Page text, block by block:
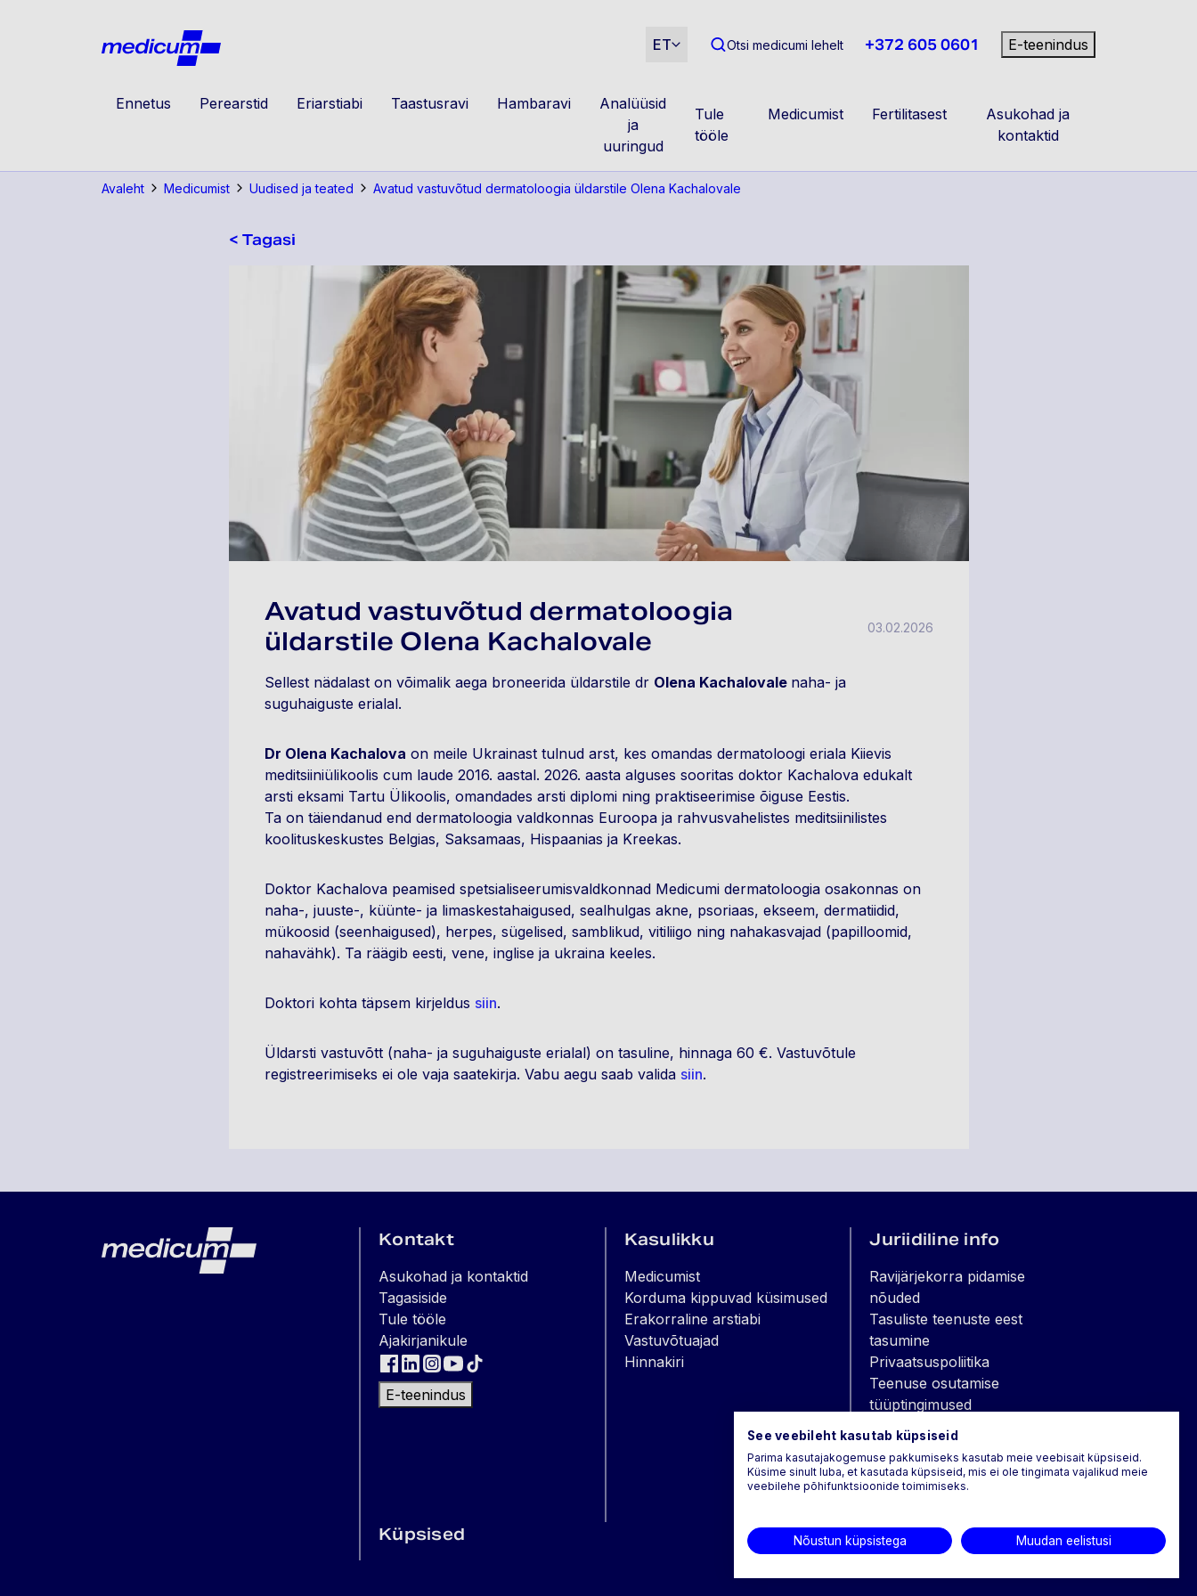
Medicum ET Otsi medicumi lehelt +372 605 0601 E-teenindus
Ennetus Perearstid Eriarstiabi Taastusravi Hambaravi
Analüüsid
ja
uuringud
Tule
tööle
Medicumist Fertilitasest
Asukohad ja
kontaktid
Avaleht Medicumist Uudised ja teated Avatud vastuvõtud dermatoloogia üldarstile Olena Kachalovale
< Tagasi
Avatud vastuvõtud dermatoloogia
üldarstile Olena Kachalovale
03.02.2026
Sellest nädalast on võimalik aega broneerida üldarstile dr Olena Kachalovale naha- ja
suguhaiguste erialal.
Dr Olena Kachalova on meile Ukrainast tulnud arst, kes omandas dermatoloogi eriala Kiievis
meditsiiniülikoolis cum laude 2016. aastal. 2026. aasta alguses sooritas doktor Kachalova edukalt
arsti eksami Tartu Ülikoolis, omandades arsti diplomi ning praktiseerimise õiguse Eestis.
Ta on täiendanud end dermatoloogia valdkonnas Euroopa ja rahvusvahelistes meditsiinilistes
koolituskeskustes Belgias, Saksamaas, Hispaanias ja Kreekas.
Doktor Kachalova peamised spetsialiseerumisvaldkonnad Medicumi dermatoloogia osakonnas on
naha-, juuste-, küünte- ja limaskestahaigused, sealhulgas akne, psoriaas, ekseem, dermatiidid,
mükoosid (seenhaigused), herpes, sügelised, samblikud, vitiliigo ning nahakasvajad (papilloomid,
nahavähk). Ta räägib eesti, vene, inglise ja ukraina keeles.
Doktori kohta täpsem kirjeldus siin.
Üldarsti vastuvõtt (naha- ja suguhaiguste erialal) on tasuline, hinnaga 60 €. Vastuvõtule
registreerimiseks ei ole vaja saatekirja. Vabu aegu saab valida siin.
Lehe jalus Kontakt
Asukohad ja kontaktid
Tagasiside
Tule tööle
Ajakirjanikule
E-teenindus
Kasulikku
Medicumist
Korduma kippuvad küsimused
Erakorraline arstiabi
Vastuvõtuajad
Hinnakiri
Juriidiline info
Ravijärjekorra pidamise
nõuded
Tasuliste teenuste eest
tasumine
Privaatsuspoliitika
Teenuse osutamise
tüüptingimused
Isikuandmete taotlus
Volikiri terviseandmetega
tutvumiseks
Patsiendikindlustus
Küpsised
See veebileht kasutab küpsiseid
Parima kasutajakogemuse pakkumiseks kasutab meie veebisait küpsiseid.
Küsime sinult luba, et kasutada küpsiseid, mis ei ole tingimata vajalikud meie
veebilehe põhifunktsioonide toimimiseks.
Nõustun küpsistega Muudan eelistusi